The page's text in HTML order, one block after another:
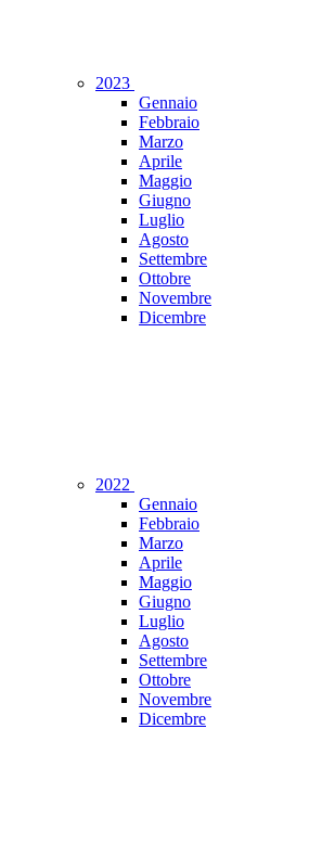
2023
Gennaio
Febbraio
Marzo
Aprile
Maggio
Giugno
Luglio
Agosto
Settembre
Ottobre
Novembre
Dicembre
2022
Gennaio
Febbraio
Marzo
Aprile
Maggio
Giugno
Luglio
Agosto
Settembre
Ottobre
Novembre
Dicembre